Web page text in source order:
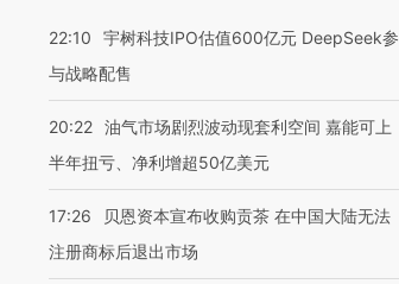
22:10
宇树科技IPO估值600亿元 DeepSeek参
与战略配售
20:22 油气市场剧烈波动现套利空间 嘉能可上
半年扭亏、净利增超50亿美元
17:26
贝恩资本宣布收购贡茶 在中国大陆无法
注册商标后退出市场